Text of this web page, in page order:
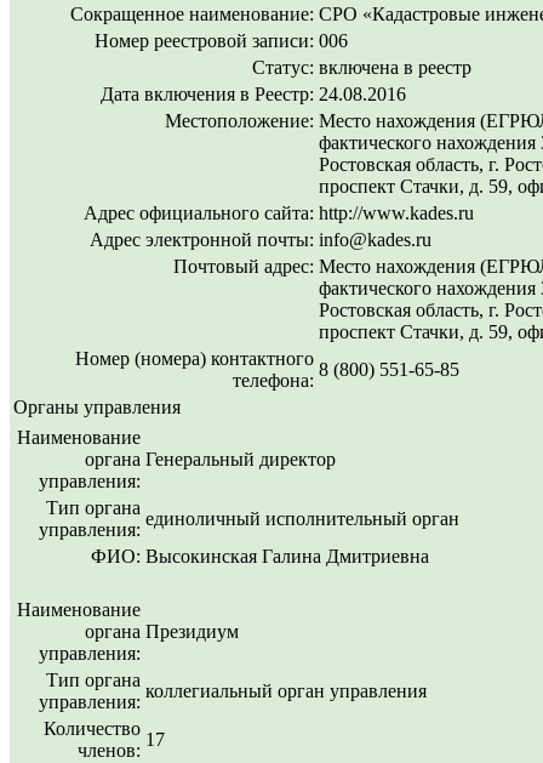
Сокращенное наименование: СРО «Кадастровые
Номер реестровой записи: 006
Статус: включена в реестр
Дата включения в Реестр: 24.08.2016
Местоположение: Место нахождения
фактического нахождения
Ростовская область, г.
проспект Стачки, д. 59,
Адрес официального сайта: http://www.kades.ru
Адрес электронной почты: info@kades.ru
Почтовый адрес: Место нахождения
фактического нахождения
Ростовская область, г.
проспект Стачки, д. 59,
Номер (номера) контактного
телефона:
8 (800) 551-65-85
Органы управления
Наименование
органа
управления:
Генеральный директор
Тип органа
управления:
единоличный исполнительный орган
ФИО: Высокинская Галина Дмитриевна
Наименование
органа
управления:
Президиум
Тип органа
управления:
коллегиальный орган управления
Количество
членов:
17